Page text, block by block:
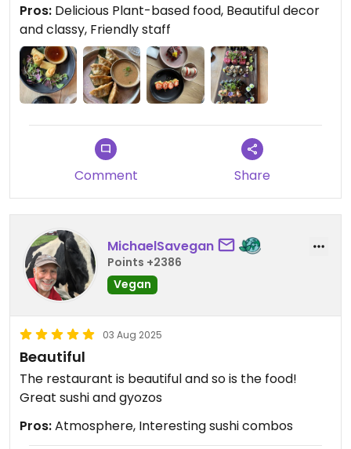
Pros: Delicious Plant-based food, Beautiful decor
and classy, Friendly staff
Comment Share
MichaelSavegan
Points +2386
Vegan
03 Aug 2025
Beautiful
The restaurant is beautiful and so is the food!
Great sushi and gyozos
Pros:Atmosphere, Interesting sushi combos